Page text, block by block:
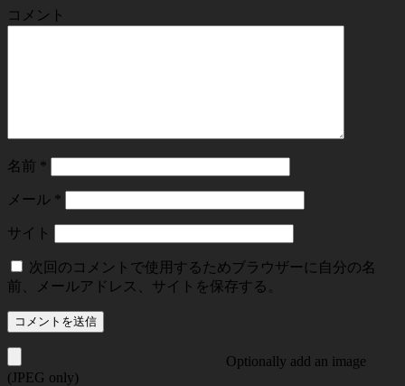
コメント
名前 *
メール *
サイト
次回のコメントで使用するためブラウザーに自分の名
前、メールアドレス、サイトを保存する。
Optionally add an image
(JPEG only)